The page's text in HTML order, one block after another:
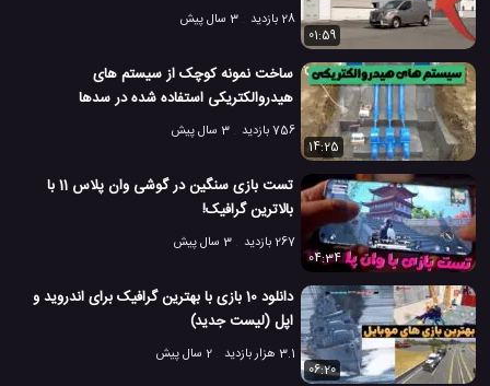
28 بازدید
3 سال پیش
01:59
ساخت نمونه کوچک از سیستم های
هیدروالکتریکی استفاده شده در سدها
756 بازدید
3 سال پیش
14:25
تست بازی سنگین در گوشی وان پلاس 11 با
بالاترین گرافیک!
267 بازدید
3 سال پیش
04:34
دانلود 10 بازی با بهترین گرافیک برای اندروید و
اپل (لیست جدید)
3.1 هزار بازدید
2 سال پیش
06:20